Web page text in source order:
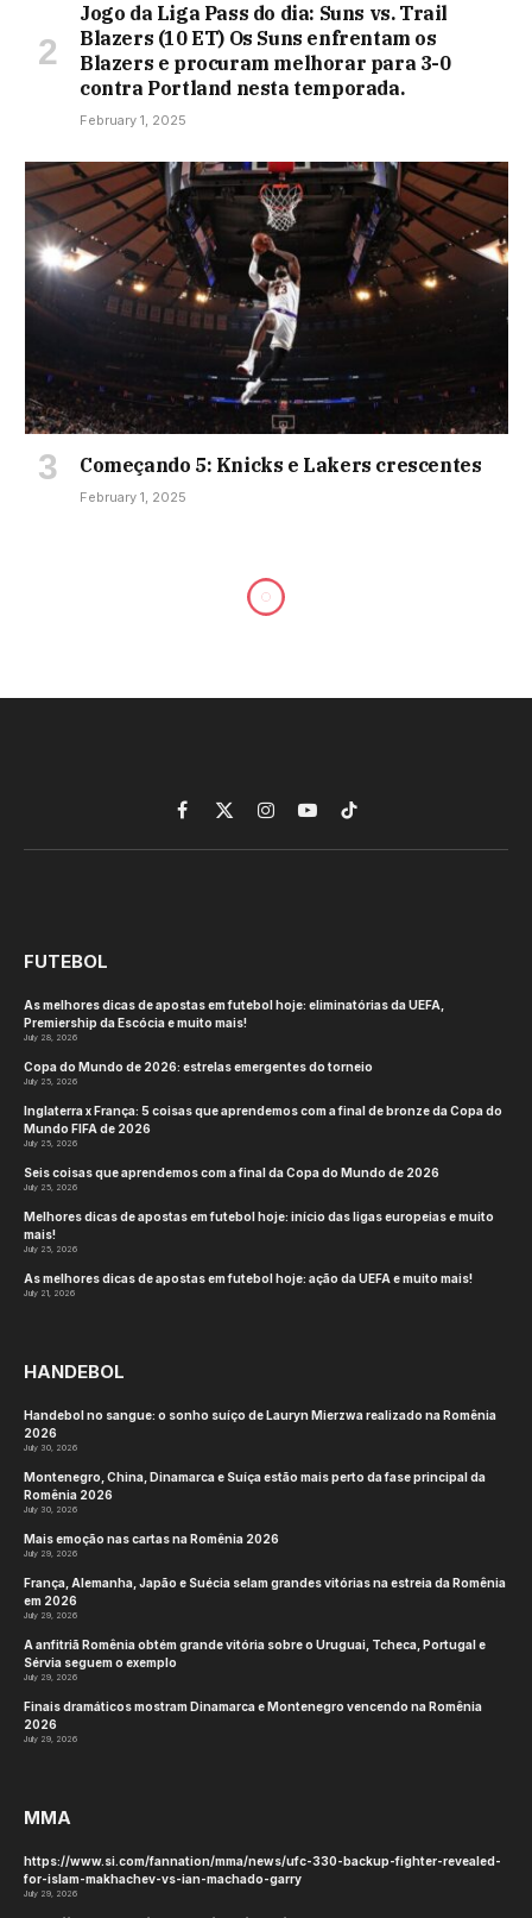
Jogo da Liga Pass do dia: Suns vs. Trail
Blazers (10 ET) Os Suns enfrentam os
Blazers e procuram melhorar para 3-0
contra Portland nesta temporada.
February 1, 2025
Começando 5: Knicks e Lakers crescentes
February 1, 2025
champion-magomed-
https://www.si.com/fannation/mma/news/ufc-
Ler:
Website